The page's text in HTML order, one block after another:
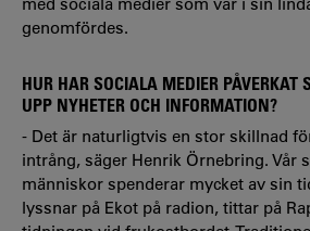
genomfördes.
HUR HAR SOCIALA MEDIER PÅVERKAT
UPP NYHETER OCH INFORMATION?
- Det är naturligtvis en stor skillnad
intrång, säger Henrik Örnebring. Vår
människor spenderar mycket av sin
lyssnar på Ekot på radion, tittar på